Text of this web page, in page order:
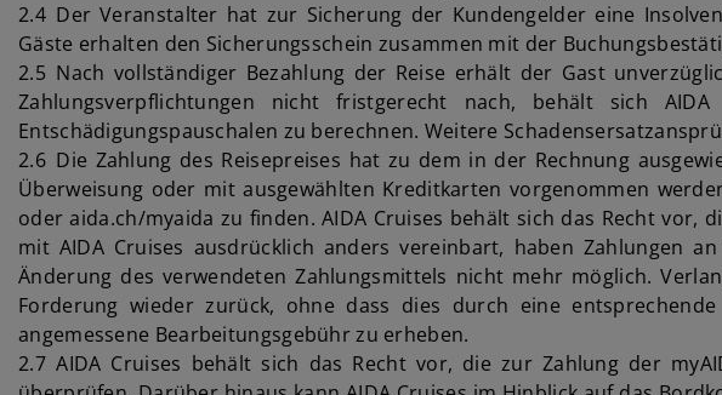
2.4 Der Veranstalter hat zur Sicherung der Kundengelder eine
Gäste erhalten den Sicherungsschein zusammen mit der
2.5 Nach vollständiger Bezahlung der Reise erhält der Gast
Zahlungsverpflichtungen nicht fristgerecht nach, behält sich
Entschädigungspauschalen zu berechnen. Weitere
2.6 Die Zahlung des Reisepreises hat zu dem in der Rechnung
Überweisung oder mit ausgewählten Kreditkarten vorgenommen
oder aida.ch/myaida zu finden. AIDA Cruises behält sich das Recht
mit AIDA Cruises ausdrücklich anders vereinbart, haben Zahlungen
Änderung des verwendeten Zahlungsmittels nicht mehr möglich.
Forderung wieder zurück, ohne dass dies durch eine
angemessene Bearbeitungsgebühr zu erheben.
2.7 AIDA Cruises behält sich das Recht vor, die zur Zahlung der